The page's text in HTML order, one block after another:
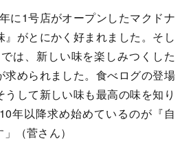
に1号店がオープンしたマクドナ
がとにかく好まれました。そし
は、新しい味を楽しみつくした
められました。食べログの登場
して新しい味も最高の味を知り
年以降求め始めているのが『自
（菅さん）